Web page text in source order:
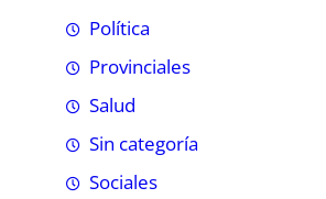
Política
Provinciales
Salud
Sin categoría
Sociales